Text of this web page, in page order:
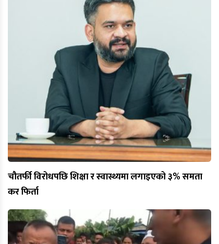
चौतर्फी विरोधपछि शिक्षा र स्वास्थ्यमा लगाइएको ३% समता
कर फिर्ता